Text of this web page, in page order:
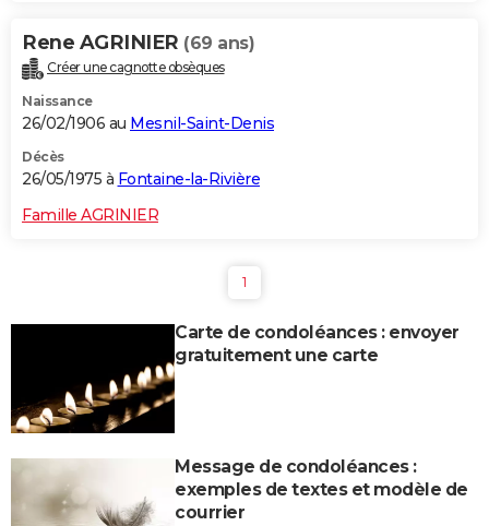
Rene AGRINIER (69 ans)
Créer une cagnotte obsèques
Naissance
26/02/1906 au Mesnil-Saint-Denis
Décès
26/05/1975 à Fontaine-la-Rivière
Famille AGRINIER
1
Carte de condoléances : envoyer
gratuitement une carte
Message de condoléances :
exemples de textes et modèle de
courrier